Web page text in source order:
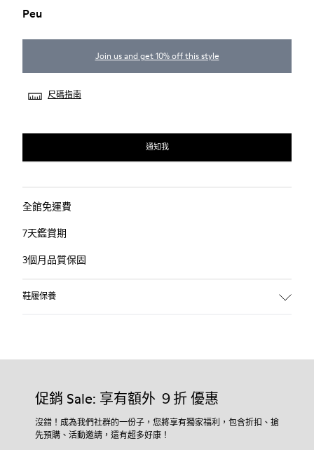
Peu
Join us and get 10% off this style
尺碼指南
通知我
全館免運費
7天鑑賞期
3個月品質保固
鞋履保養
促銷 Sale: 享有額外 ９折 優惠
沒錯！成為我們社群的一份子，您將享有獨家福利，包含折扣、搶
先預購、活動邀請，還有超多好康！